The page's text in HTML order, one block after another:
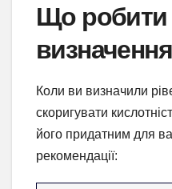
Що робити
Коли ви визначили
скоригувати
його придатним для
рекомендації: